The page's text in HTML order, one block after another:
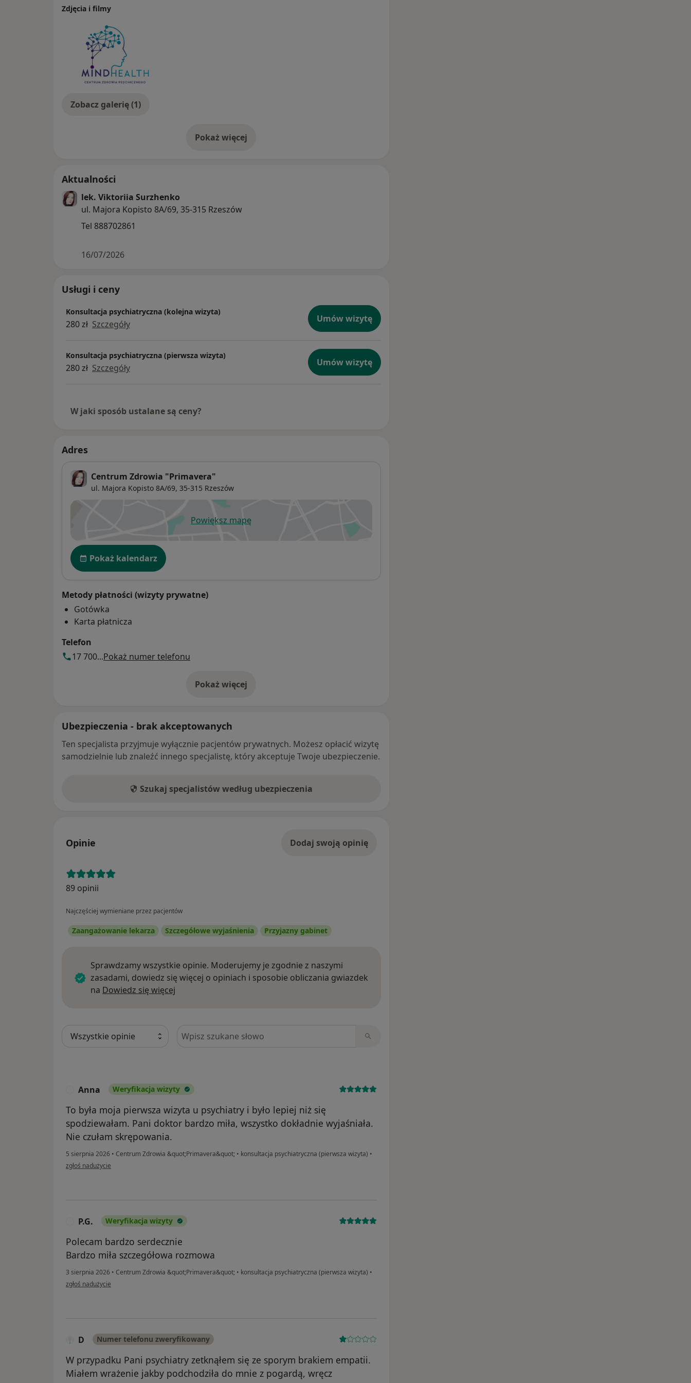
Zdjęcia i filmy
Zobacz galerię (1)
Pokaż więcejo doświadczeniu
Aktualności
lek. Viktoriia Surzhenko
ul. Majora Kopisto 8A/69, 35-315 Rzeszów
Tel 888702861
16/07/2026
Usługi i ceny
Konsultacja psychiatryczna (kolejna wizyta)
280 zł Szczegóły Umów wizytę
Konsultacja psychiatryczna (pierwsza wizyta)
280 zł Szczegóły Umów wizytę
W jaki sposób ustalane są ceny?
Adres
Centrum Zdrowia "Primavera"
ul. Majora Kopisto 8A/69, 35-315 Rzeszów
Powiększ mapęotwiera się w nowej karcie
Dostępność
Pokaż kalendarz
Metody płatności (wizyty prywatne)
Gotówka
Karta płatnicza
Telefon
17 700...Pokaż numer telefonu
Pokaż więcej
o adresie
Ubezpieczenia - brak akceptowanych
Ten specjalista przyjmuje wyłącznie pacjentów prywatnych. Możesz opłacić wizytę
samodzielnie lub znaleźć innego specjalistę, który akceptuje Twoje ubezpieczenie.
Szukaj specjalistów według ubezpieczenia
Opinie Dodaj swoją opinię
89 opinii
Najczęściej wymieniane przez pacjentów
Zaangażowanie lekarza Szczegółowe wyjaśnienia Przyjazny gabinet
Sprawdzamy wszystkie opinie. Moderujemy je zgodnie z naszymi
zasadami, dowiedz się więcej o opiniach i sposobie obliczania gwiazdek
na Dowiedz się więcej
Szukaj w opiniach
Anna Weryfikacja wizyty
To była moja pierwsza wizyta u psychiatry i było lepiej niż się
spodziewałam. Pani doktor bardzo miła, wszystko dokładnie wyjaśniała.
Nie czułam skrępowania.
5 sierpnia 2026 • Centrum Zdrowia &quot;Primavera&quot; • konsultacja psychiatryczna (pierwsza wizyta) •
w opinii użytkownika Anna
zgłoś nadużycie
P.G. Weryfikacja wizyty
Polecam bardzo serdecznie
Bardzo miła szczegółowa rozmowa
3 sierpnia 2026 • Centrum Zdrowia &quot;Primavera&quot; • konsultacja psychiatryczna (pierwsza wizyta) •
w opinii użytkownika P.G.
zgłoś nadużycie
D Numer telefonu zweryfikowany
W przypadku Pani psychiatry zetknąłem się ze sporym brakiem empatii.
Miałem wrażenie jakby podchodziła do mnie z pogardą, wręcz